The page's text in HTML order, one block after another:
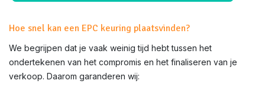
Hoe snel kan een EPC keuring plaatsvinden?
We begrijpen dat je vaak weinig tijd hebt tussen het
ondertekenen van het compromis en het finaliseren van je
verkoop. Daarom garanderen wij: